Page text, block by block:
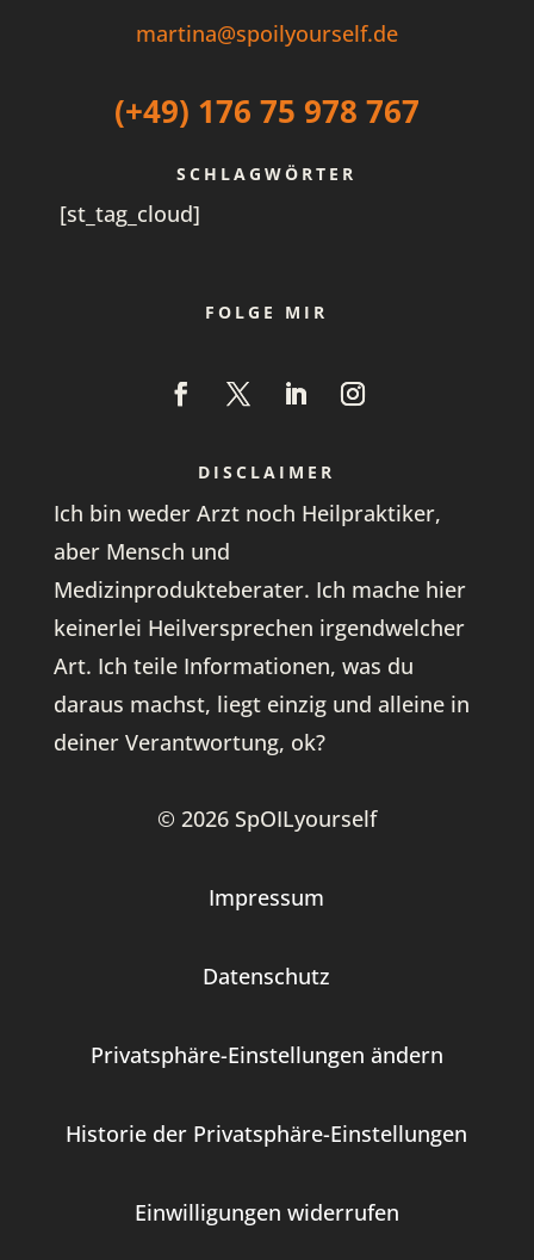
martina@spoilyourself.de
(+49) 176 75 978 767
SCHLAGWÖRTER
[st_tag_cloud]
FOLGE MIR
DISCLAIMER
Ich bin weder Arzt noch Heilpraktiker,
aber Mensch und
Medizinprodukteberater. Ich mache hier
keinerlei Heilversprechen irgendwelcher
Art. Ich teile Informationen, was du
daraus machst, liegt einzig und alleine in
deiner Verantwortung, ok?
© 2026 SpOILyourself
Impressum
Datenschutz
Privatsphäre-Einstellungen ändern
Historie der Privatsphäre-Einstellungen
Einwilligungen widerrufen